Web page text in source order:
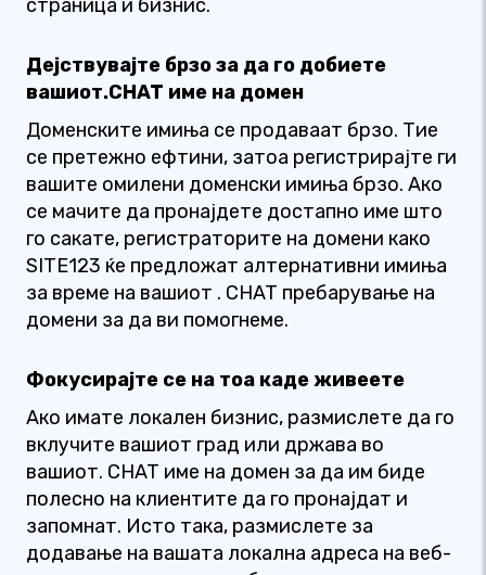
страница и бизнис.
Дејствувајте брзо за да го добиете
вашиот.CHAT име на домен
Доменските имиња се продаваат брзо. Тие
се претежно ефтини, затоа регистрирајте ги
вашите омилени доменски имиња брзо. Ако
се мачите да пронајдете достапно име што
го сакате, регистраторите на домени како
SITE123 ќе предложат алтернативни имиња
за време на вашиот . CHAT пребарување на
домени за да ви помогнеме.
Фокусирајте се на тоа каде живеете
Ако имате локален бизнис, размислете да го
вклучите вашиот град или држава во
вашиот. CHAT име на домен за да им биде
полесно на клиентите да го пронајдат и
запомнат. Исто така, размислете за
додавање на вашата локална адреса на веб-